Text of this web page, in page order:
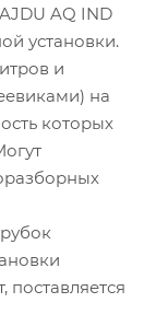
AQ IND
установки.
и
на
которых
поставляется